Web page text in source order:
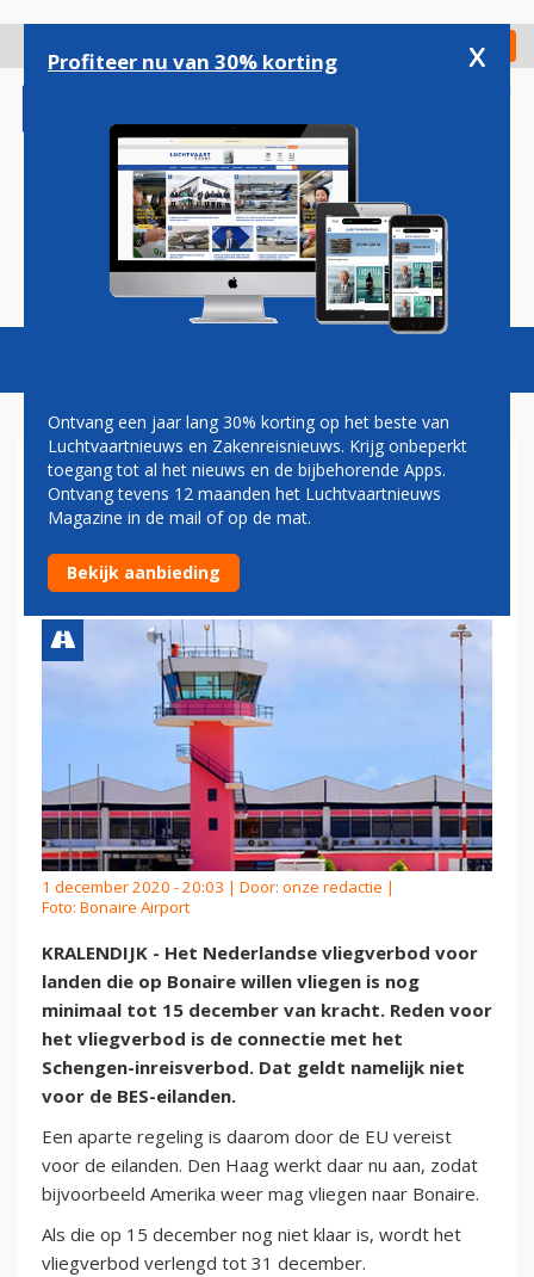
gaan
Check in
Magazine Podcasts Vacatures
GEDEELTELIJK VLIEGVERBOD
BONAIRE MINIMAAL TOT 15
DECEMBER
1 december 2020 - 20:03 | Door: onze redactie |
Foto: Bonaire Airport
KRALENDIJK - Het Nederlandse vliegverbod voor
landen die op Bonaire willen vliegen is nog
minimaal tot 15 december van kracht. Reden voor
het vliegverbod is de connectie met het
Schengen-inreisverbod. Dat geldt namelijk niet
voor de BES-eilanden.
Een aparte regeling is daarom door de EU vereist
voor de eilanden. Den Haag werkt daar nu aan, zodat
bijvoorbeeld Amerika weer mag vliegen naar Bonaire.
Als die op 15 december nog niet klaar is, wordt het
vliegverbod verlengd tot 31 december.
Profiteer nu van 30% korting x
Ontvang een jaar lang 30% korting op het beste van
Luchtvaartnieuws en Zakenreisnieuws. Krijg onbeperkt
toegang tot al het nieuws en de bijbehorende Apps.
Ontvang tevens 12 maanden het Luchtvaartnieuws
Magazine in de mail of op de mat.
Bekijk aanbieding